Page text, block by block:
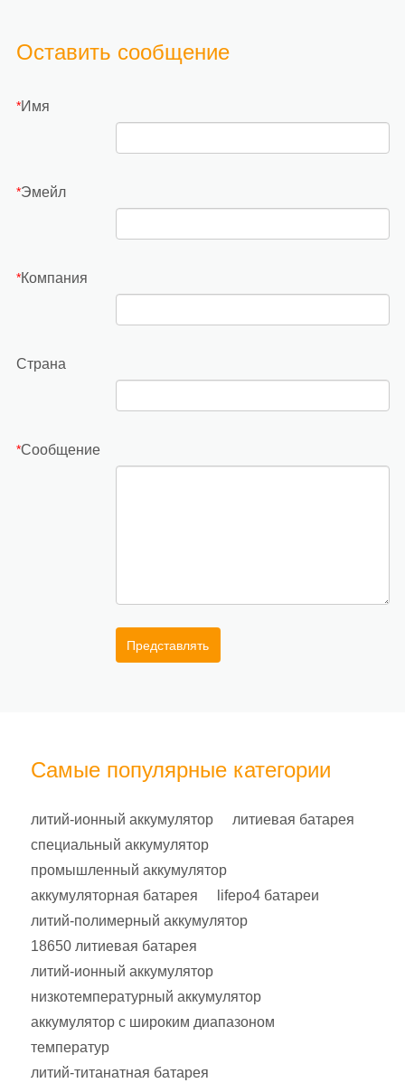
Оставить сообщение
*Имя
*Эмейл
*Компания
Страна
*Сообщение
Представлять
Самые популярные категории
литий-ионный аккумулятор
литиевая батарея
специальный аккумулятор
промышленный аккумулятор
аккумуляторная батарея
lifepo4 батареи
литий-полимерный аккумулятор
18650 литиевая батарея
литий-ионный аккумулятор
низкотемпературный аккумулятор
аккумулятор с широким диапазоном
температур
литий-титанатная батарея